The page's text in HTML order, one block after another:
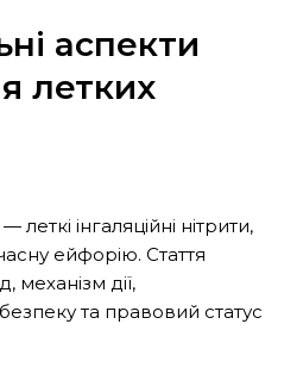
аспекти
летких
інгаляційні нітрити,
ейфорію. Стаття
механізм дії,
та правовий статус